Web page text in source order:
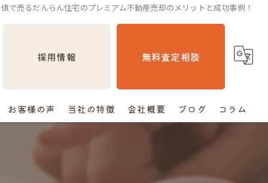
で売るだんらん住宅のプレミアム不動産売却のメリットと成功事例！
採用情報 無料査定相談
お客様の声 当社の特徴 会社概要 ブログ コラム